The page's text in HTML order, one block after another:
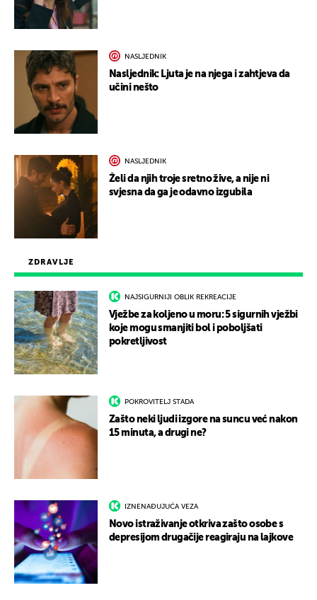
ZDRAVLJE
NAJSIGURNIJI OBLIK REKREACIJE
Vježbe za koljeno u moru: 5 sigurnih vježbi
koje mogu smanjiti bol i poboljšati
pokretljivost
POKROVITELJ STADA
Zašto neki ljudi izgore na suncu već nakon
15 minuta, a drugi ne?
IZNENAĐUJUĆA VEZA
Novo istraživanje otkriva zašto osobe s
depresijom drugačije reagiraju na lajkove
NASLJEDNIK
Nasljednik: Ljuta je na njega i zahtjeva da
učini nešto
NASLJEDNIK
Želi da njih troje sretno žive, a nije ni
svjesna da ga je odavno izgubila